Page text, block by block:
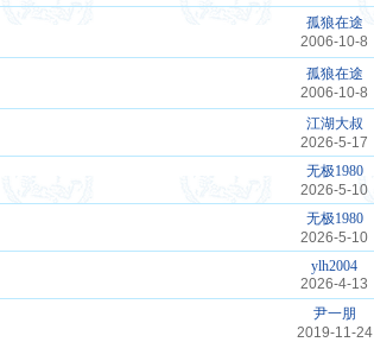
孤狼在途
2006-10-8
孤狼在途
2006-10-8
江湖大叔
2026-5-17
无极1980
2026-5-10
无极1980
2026-5-10
ylh2004
2026-4-13
尹一朋
2019-11-24